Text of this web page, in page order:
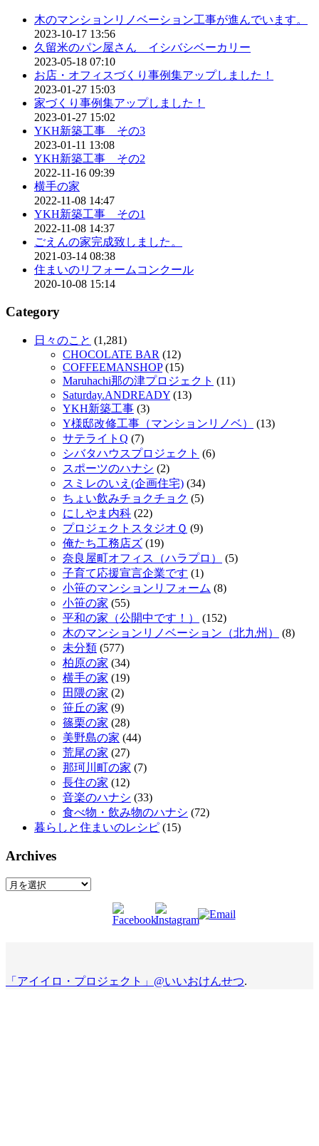
木のマンションリノベーション工事が進んでいます。
2023-10-17 13:56
久留米のパン屋さん イシバシベーカリー
2023-05-18 07:10
お店・オフィスづくり事例集アップしました！
2023-01-27 15:03
家づくり事例集アップしました！
2023-01-27 15:02
YKH新築工事 その3
2023-01-11 13:08
YKH新築工事 その2
2022-11-16 09:39
横手の家
2022-11-08 14:47
YKH新築工事 その1
2022-11-08 14:37
ごえんの家完成致しました。
2021-03-14 08:38
住まいのリフォームコンクール
2020-10-08 15:14
Category
日々のこと (1,281)
CHOCOLATE BAR (12)
COFFEEMANSHOP(15)
Maruhachi那の津プロジェクト (11)
Saturday.ANDREADY (13)
YKH新築工事 (3)
Y様邸改修工事（マンションリノベ）
(13)
サテライトQ (7)
シバタハウスプロジェクト (6)
スポーツのハナシ (2)
スミレのいえ(企画住宅) (34)
ちょい飲みチョクチョク (5)
にしやま内科 (22)
プロジェクトスタジオＱ (9)
俺たち工務店ズ (19)
奈良屋町オフィス（ハラプロ）
(5)
子育て応援宣言企業です (1)
小笹のマンションリフォーム (8)
小笹の家 (55)
平和の家（公開中です！）
(152)
木のマンションリノベーション（北九州）
(8)
未分類 (577)
柏原の家 (34)
横手の家 (19)
田隈の家 (2)
笹丘の家 (9)
篠栗の家 (28)
美野島の家 (44)
荒尾の家 (27)
那珂川町の家 (7)
長住の家 (12)
音楽のハナシ (33)
食べ物・飲み物のハナシ (72)
暮らしと住まいのレシピ (15)
Archives
Archives
「アイイロ・プロジェクト」@いいおけんせつ.